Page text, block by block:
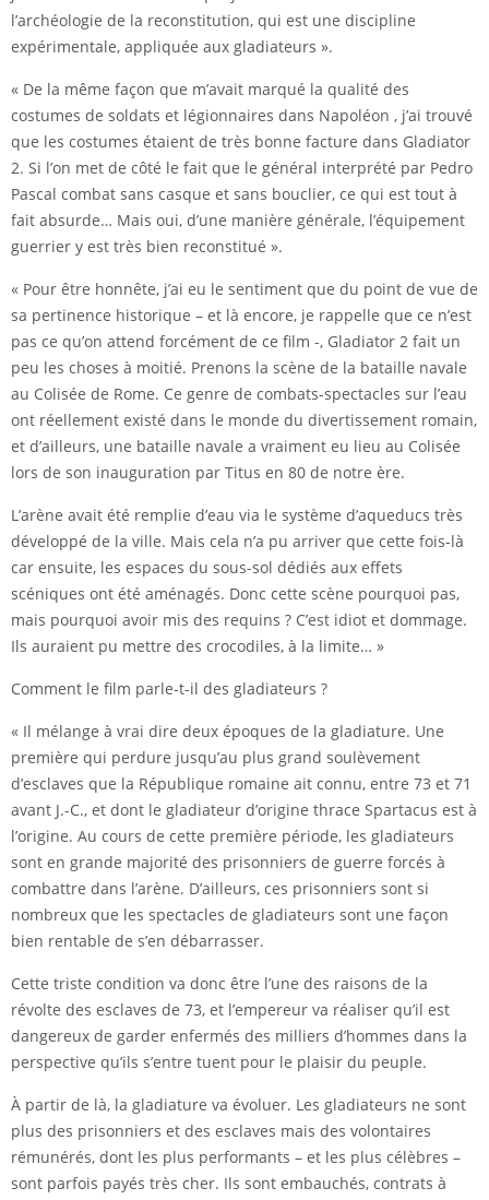
l’archéologie de la reconstitution, qui est une discipline
expérimentale, appliquée aux gladiateurs ».
« De la même façon que m’avait marqué la qualité des
costumes de soldats et légionnaires dans Napoléon , j’ai trouvé
que les costumes étaient de très bonne facture dans Gladiator
2. Si l’on met de côté le fait que le général interprété par Pedro
Pascal combat sans casque et sans bouclier, ce qui est tout à
fait absurde… Mais oui, d’une manière générale, l’équipement
guerrier y est très bien reconstitué ».
« Pour être honnête, j’ai eu le sentiment que du point de vue de
sa pertinence historique – et là encore, je rappelle que ce n’est
pas ce qu’on attend forcément de ce film -, Gladiator 2 fait un
peu les choses à moitié. Prenons la scène de la bataille navale
au Colisée de Rome. Ce genre de combats-spectacles sur l’eau
ont réellement existé dans le monde du divertissement romain,
et d’ailleurs, une bataille navale a vraiment eu lieu au Colisée
lors de son inauguration par Titus en 80 de notre ère.
L’arène avait été remplie d’eau via le système d’aqueducs très
développé de la ville. Mais cela n’a pu arriver que cette fois-là
car ensuite, les espaces du sous-sol dédiés aux effets
scéniques ont été aménagés. Donc cette scène pourquoi pas,
mais pourquoi avoir mis des requins ? C’est idiot et dommage.
Ils auraient pu mettre des crocodiles, à la limite… »
Comment le film parle-t-il des gladiateurs ?
« Il mélange à vrai dire deux époques de la gladiature. Une
première qui perdure jusqu’au plus grand soulèvement
d’esclaves que la République romaine ait connu, entre 73 et 71
avant J.-C., et dont le gladiateur d’origine thrace Spartacus est à
l’origine. Au cours de cette première période, les gladiateurs
sont en grande majorité des prisonniers de guerre forcés à
combattre dans l’arène. D’ailleurs, ces prisonniers sont si
nombreux que les spectacles de gladiateurs sont une façon
bien rentable de s’en débarrasser.
Cette triste condition va donc être l’une des raisons de la
révolte des esclaves de 73, et l’empereur va réaliser qu’il est
dangereux de garder enfermés des milliers d’hommes dans la
perspective qu’ils s’entre tuent pour le plaisir du peuple.
À partir de là, la gladiature va évoluer. Les gladiateurs ne sont
plus des prisonniers et des esclaves mais des volontaires
rémunérés, dont les plus performants – et les plus célèbres –
sont parfois payés très cher. Ils sont embauchés, contrats à